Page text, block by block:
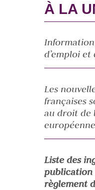
À LA
Information
d’emploi et
Les
françaises
au droit de
Liste des
règlement